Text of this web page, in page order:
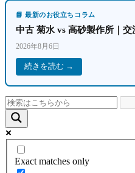
📘 最新のお役立ちコラム
中古 菊水 vs 高砂製作所｜
2026年8月6日
続きを読む →
Exact matches only